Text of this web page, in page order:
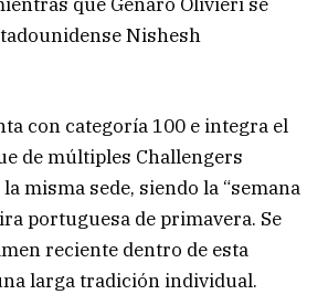
Nishesh
con categoría 100 e integra el
de múltiples Challengers
misma sede, siendo la “semana
portuguesa de primavera. Se
reciente dentro de esta
larga tradición individual.